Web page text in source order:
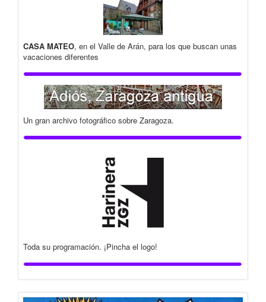
CASA MATEO, en el Valle de Arán, para los que buscan unas
vacaciones diferentes
Un gran archivo fotográfico sobre Zaragoza.
Toda su programación. ¡Pincha el logo!